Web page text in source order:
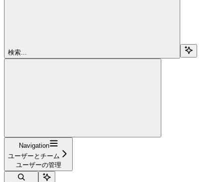
検索...
Navigation
ユーザーとチーム
ユーザーの管理